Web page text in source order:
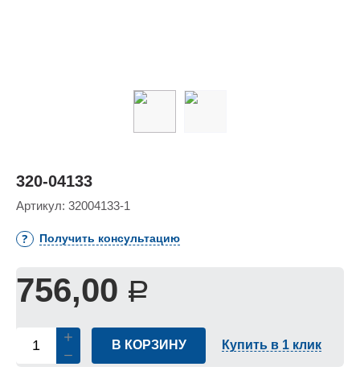
320-04133
Артикул: 32004133-1
Получить консультацию
756,00 Р
В КОРЗИНУ Купить в 1 клик